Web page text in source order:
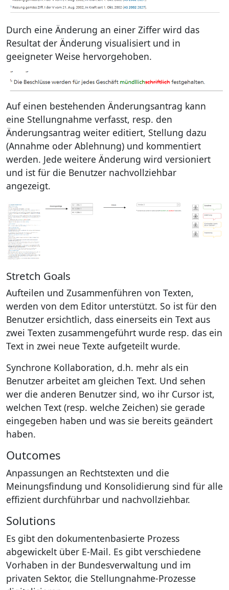
Durch eine Änderung an einer Ziffer wird das
Resultat der Änderung visualisiert und in
geeigneter Weise hervorgehoben.
Auf einen bestehenden Änderungsantrag kann
eine Stellungnahme verfasst, resp. den
Änderungsantrag weiter editiert, Stellung dazu
(Annahme oder Ablehnung) und kommentiert
werden. Jede weitere Änderung wird versioniert
und ist für die Benutzer nachvollziehbar
angezeigt.
Stretch Goals
Aufteilen und Zusammenführen von Texten,
werden von dem Editor unterstützt. So ist für den
Benutzer ersichtlich, dass einerseits ein Text aus
zwei Texten zusammengeführt wurde resp. das ein
Text in zwei neue Texte aufgeteilt wurde.
Synchrone Kollaboration, d.h. mehr als ein
Benutzer arbeitet am gleichen Text. Und sehen
wer die anderen Benutzer sind, wo ihr Cursor ist,
welchen Text (resp. welche Zeichen) sie gerade
eingegeben haben und was sie bereits geändert
haben.
Outcomes
Anpassungen an Rechtstexten und die
Meinungsfindung und Konsolidierung sind für alle
effizient durchführbar und nachvollziehbar.
Solutions
Es gibt den dokumentenbasierte Prozess
abgewickelt über E-Mail. Es gibt verschiedene
Vorhaben in der Bundesverwaltung und im
privaten Sektor, die Stellungnahme-Prozesse